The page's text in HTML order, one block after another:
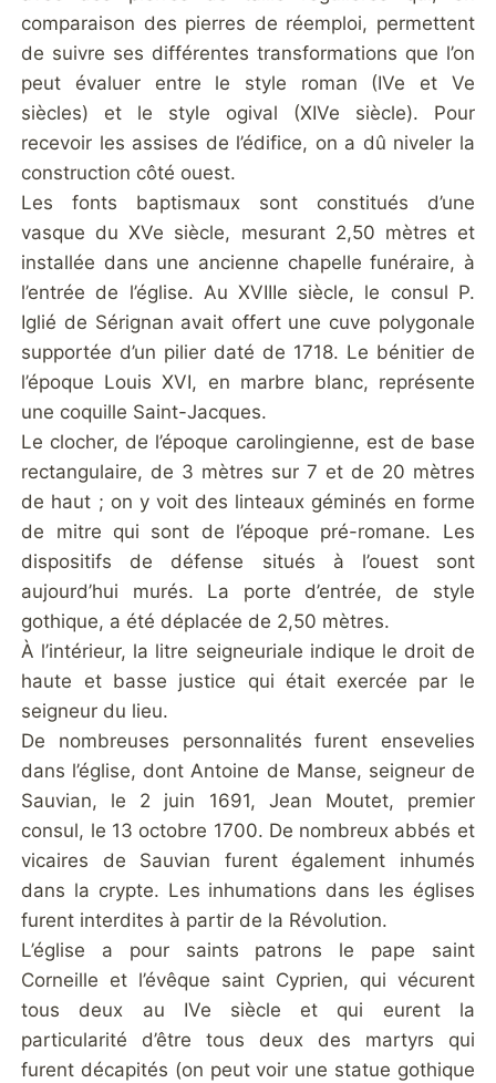
comparaison des pierres de réemploi, permettent
de suivre ses différentes transformations que l’on
peut évaluer entre le style roman (IVe et Ve
siècles) et le style ogival (XIVe siècle). Pour
recevoir les assises de l’édifice, on a dû niveler la
construction côté ouest.
Les fonts baptismaux sont constitués d’une
vasque du XVe siècle, mesurant 2,50 mètres et
installée dans une ancienne chapelle funéraire, à
l’entrée de l’église. Au XVIIIe siècle, le consul P.
Iglié de Sérignan avait offert une cuve polygonale
supportée d’un pilier daté de 1718. Le bénitier de
l’époque Louis XVI, en marbre blanc, représente
une coquille Saint-Jacques.
Le clocher, de l’époque carolingienne, est de base
rectangulaire, de 3 mètres sur 7 et de 20 mètres
de haut ; on y voit des linteaux géminés en forme
de mitre qui sont de l’époque pré-romane. Les
dispositifs de défense situés à l’ouest sont
aujourd’hui murés. La porte d’entrée, de style
gothique, a été déplacée de 2,50 mètres.
À l’intérieur, la litre seigneuriale indique le droit de
haute et basse justice qui était exercée par le
seigneur du lieu.
De nombreuses personnalités furent ensevelies
dans l’église, dont Antoine de Manse, seigneur de
Sauvian, le 2 juin 1691, Jean Moutet, premier
consul, le 13 octobre 1700. De nombreux abbés et
vicaires de Sauvian furent également inhumés
dans la crypte. Les inhumations dans les églises
furent interdites à partir de la Révolution.
L’église a pour saints patrons le pape saint
Corneille et l’évêque saint Cyprien, qui vécurent
tous deux au IVe siècle et qui eurent la
particularité d’être tous deux des martyrs qui
furent décapités (on peut voir une statue gothique